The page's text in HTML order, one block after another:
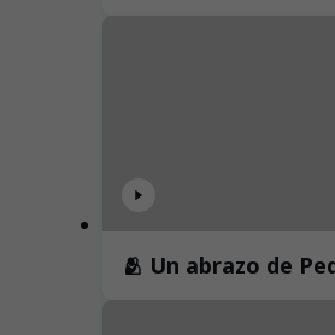
🫂 Un abrazo de